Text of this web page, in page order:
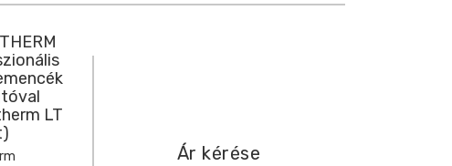
LT
Ár kérése